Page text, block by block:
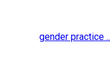
gender practice ..